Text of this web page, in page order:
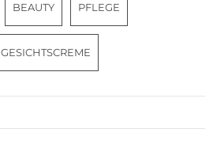
BEAUTY PFLEGE
GESICHTSCREME